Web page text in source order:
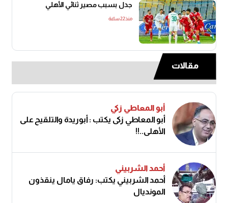
جدل بسبب مصير ثنائي الأهلي
منذ22 ساعة
مقالات
أبو المعاطي زكي
أبو المعاطي زكى يكتب : أبوريدة والتلقيح على
الأهلى..!!
أحمد الشربيني
أحمد الشربيني يكتب: رفاق يامال ينقذون
المونديال